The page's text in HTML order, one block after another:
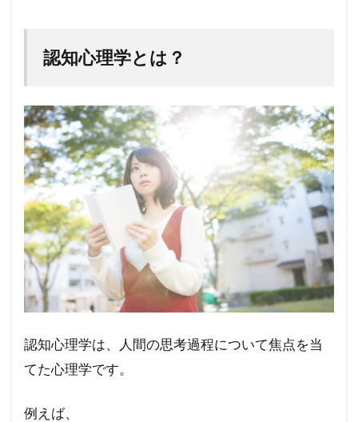
認知心理学とは？
認知心理学は、人間の思考過程について焦点を当
てた心理学です。
例えば、